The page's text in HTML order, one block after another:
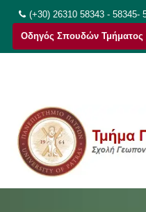
στο
περιεχόμενο
(+30) 26310 58343 - 58345-
Οδηγός Σπουδών Τμήματος